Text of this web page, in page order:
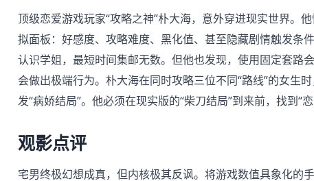
顶级恋爱游戏玩家“攻略之神”朴大海，意外穿进现实世界。
拟面板：好感度、攻略难度、黑化值、甚至隐藏剧情触发条
认识学姐，最短时间集邮无数。但他也发现，使用固定套路
会做出极端行为。朴大海在同时攻略三位不同“路线”的女生
发“病娇结局”。他必须在现实版的“柴刀结局”到来前，找到“
观影点评
宅男终极幻想成真，但内核极其反讽。将游戏数值具象化的